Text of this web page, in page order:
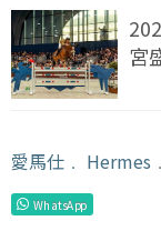
宮
愛馬仕 ﹒ Hermes ﹒
WhatsApp